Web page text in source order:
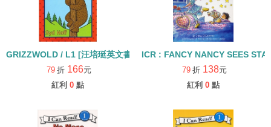
GRIZZWOLD / L1 [汪培珽英文書單]
79 折 166元
紅利 0 點
ICR : FANCY NANCY SEES
79 折 138元
紅利 0 點